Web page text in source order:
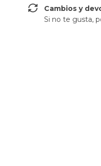
Cambios y
Si no te gusta,